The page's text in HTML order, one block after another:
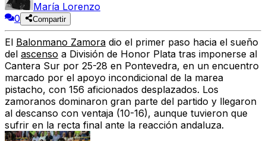
María Lorenzo
0
Compartir
El Balonmano Zamora dio el primer paso hacia el sueño
del ascenso a División de Honor Plata tras imponerse al
Cantera Sur por 25-28 en Pontevedra, en un encuentro
marcado por el apoyo incondicional de la marea
pistacho, con 156 aficionados desplazados. Los
zamoranos dominaron gran parte del partido y llegaron
al descanso con ventaja (10-16), aunque tuvieron que
sufrir en la recta final ante la reacción andaluza.